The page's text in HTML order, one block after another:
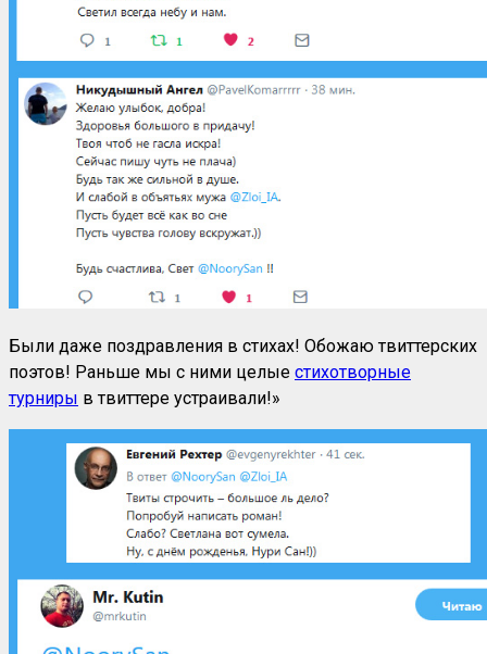
Были даже поздравления в стихах! Обожаю твиттерских
поэтов! Раньше мы с ними целые стихотворные
турниры в твиттере устраивали!»